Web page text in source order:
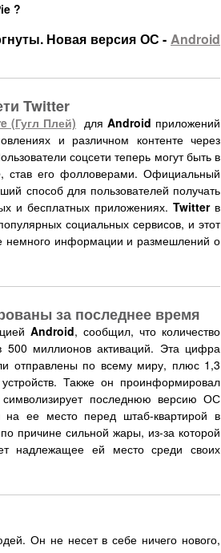
?
Новая версия ОС - Android
Twitter
(Гугл Плей) для Android приложений
и различном контенте через
соцсети теперь могут быть в
, став его фолловерами. Официальный
способ для пользователей получать
и бесплатных приложениях. Twitterв
социальных сервисов, и этот
немного информации и размешлений о
за последнее время
Android, сообщил, что количество
500 миллионов активаций. Эта цифра
отправлены по всему миру, плюс 1,3
устройств. Также он проинформировал
символизирует последнюю версию ОС
на ее место перед штаб-квартирой в
причине сильной жары, из-за которой
надлежащее ей место среди своих
Он не несет в себе ничего нового,